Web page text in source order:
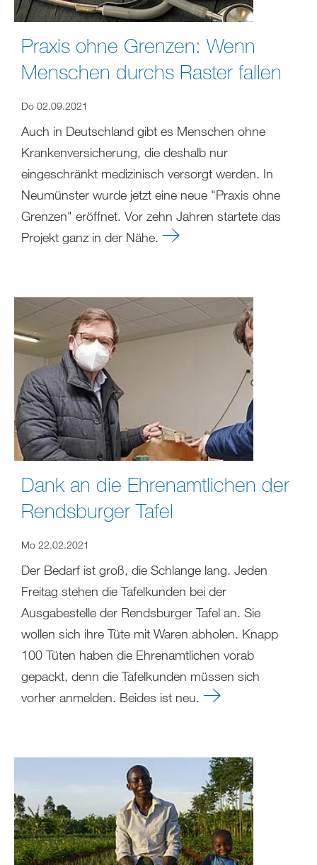
Praxis ohne Grenzen: Wenn
Menschen durchs Raster fallen
Do 02.09.2021
Auch in Deutschland gibt es Menschen ohne
Krankenversicherung, die deshalb nur
eingeschränkt medizinisch versorgt werden. In
Neumünster wurde jetzt eine neue "Praxis ohne
Grenzen" eröffnet. Vor zehn Jahren startete das
Projekt ganz in der Nähe.
Dank an die Ehrenamtlichen der
Rendsburger Tafel
Mo 22.02.2021
Der Bedarf ist groß, die Schlange lang. Jeden
Freitag stehen die Tafelkunden bei der
Ausgabestelle der Rendsburger Tafel an. Sie
wollen sich ihre Tüte mit Waren abholen. Knapp
100 Tüten haben die Ehrenamtlichen vorab
gepackt, denn die Tafelkunden müssen sich
vorher anmelden. Beides ist neu.